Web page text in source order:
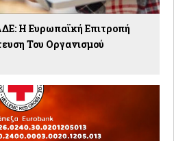
H Ευρωπαϊκή Επιτροπή
Του Οργανισμού